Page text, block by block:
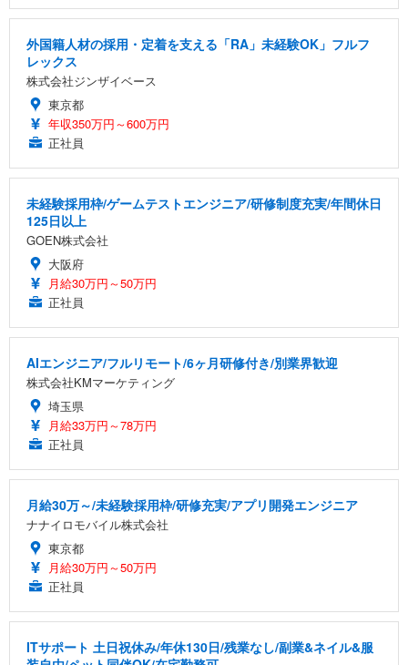
外国籍人材の採用・定着を支える「RA」未経験OK」フルフ
レックス
株式会社ジンザイベース
東京都
年収350万円～600万円
正社員
未経験採用枠/ゲームテストエンジニア/研修制度充実/年間休日
125日以上
GOEN株式会社
大阪府
月給30万円～50万円
正社員
AIエンジニア/フルリモート/6ヶ月研修付き/別業界歓迎
株式会社KMマーケティング
埼玉県
月給33万円～78万円
正社員
月給30万～/未経験採用枠/研修充実/アプリ開発エンジニア
ナナイロモバイル株式会社
東京都
月給30万円～50万円
正社員
ITサポート 土日祝休み/年休130日/残業なし/副業&ネイル&服